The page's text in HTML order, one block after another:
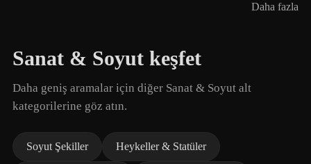
Daha fazla
Sanat & Soyut keşfet
Daha geniş aramalar için diğer Sanat & Soyut alt
kategorilerine göz atın.
Soyut Şekiller Heykeller & Statüler